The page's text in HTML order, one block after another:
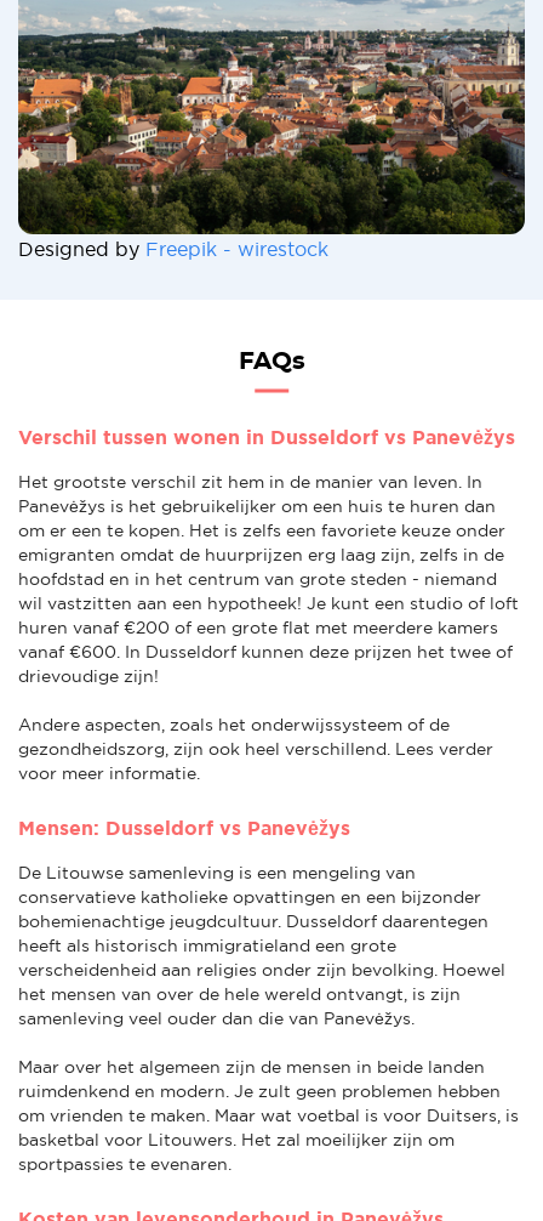
Designed by Freepik - wirestock
FAQs
Verschil tussen wonen in Dusseldorf vs Panevėžys
Het grootste verschil zit hem in de manier van leven. In
Panevėžys is het gebruikelijker om een huis te huren dan
om er een te kopen. Het is zelfs een favoriete keuze onder
emigranten omdat de huurprijzen erg laag zijn, zelfs in de
hoofdstad en in het centrum van grote steden - niemand
wil vastzitten aan een hypotheek! Je kunt een studio of loft
huren vanaf €200 of een grote flat met meerdere kamers
vanaf €600. In Dusseldorf kunnen deze prijzen het twee of
drievoudige zijn!
Andere aspecten, zoals het onderwijssysteem of de
gezondheidszorg, zijn ook heel verschillend. Lees verder
voor meer informatie.
Mensen: Dusseldorf vs Panevėžys
De Litouwse samenleving is een mengeling van
conservatieve katholieke opvattingen en een bijzonder
bohemienachtige jeugdcultuur. Dusseldorf daarentegen
heeft als historisch immigratieland een grote
verscheidenheid aan religies onder zijn bevolking. Hoewel
het mensen van over de hele wereld ontvangt, is zijn
samenleving veel ouder dan die van Panevėžys.
Maar over het algemeen zijn de mensen in beide landen
ruimdenkend en modern. Je zult geen problemen hebben
om vrienden te maken. Maar wat voetbal is voor Duitsers, is
basketbal voor Litouwers. Het zal moeilijker zijn om
sportpassies te evenaren.